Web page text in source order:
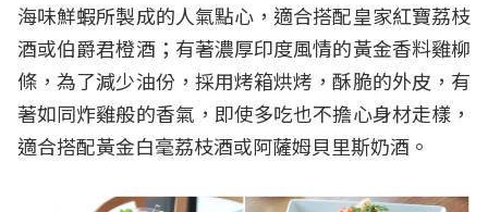
海味鮮蝦所製成的人氣點心，適合搭配皇家紅寶荔枝
酒或伯爵君橙酒；有著濃厚印度風情的黃金香料雞柳
條，為了減少油份，採用烤箱烘烤，酥脆的外皮，有
著如同炸雞般的香氣，即使多吃也不擔心身材走樣，
適合搭配黃金白毫荔枝酒或阿薩姆貝里斯奶酒。